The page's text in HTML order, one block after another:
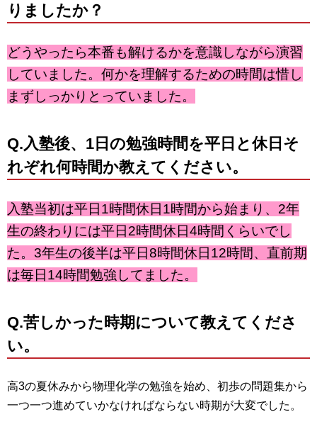
りましたか？
どうやったら本番も解けるかを意識しながら演習
していました。何かを理解するための時間は惜し
まずしっかりとっていました。
Q.入塾後、1日の勉強時間を平日と休日そ
れぞれ何時間か教えてください。
入塾当初は平日1時間休日1時間から始まり、2年
生の終わりには平日2時間休日4時間くらいでし
た。3年生の後半は平日8時間休日12時間、直前期
は毎日14時間勉強してました。
Q.苦しかった時期について教えてくださ
い。
高3の夏休みから物理化学の勉強を始め、初歩の問題集から
一つ一つ進めていかなければならない時期が大変でした。